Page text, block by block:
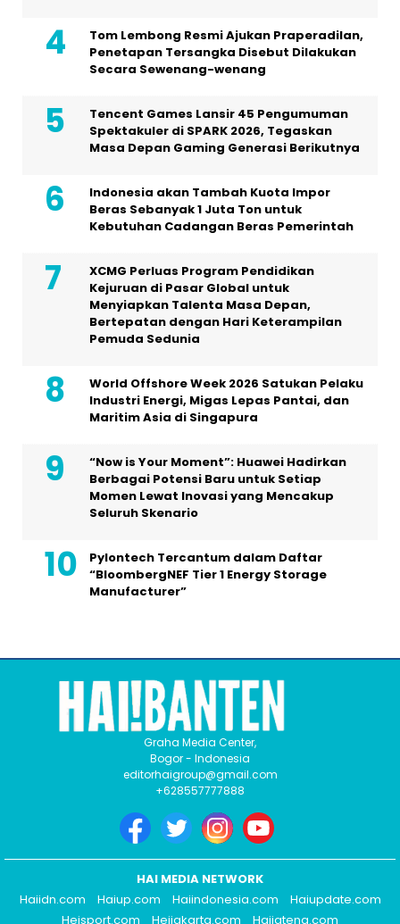
Tom Lembong Resmi Ajukan Praperadilan,
Penetapan Tersangka Disebut Dilakukan
Secara Sewenang-wenang
Tencent Games Lansir 45 Pengumuman
Spektakuler di SPARK 2026, Tegaskan
Masa Depan Gaming Generasi Berikutnya
Indonesia akan Tambah Kuota Impor
Beras Sebanyak 1 Juta Ton untuk
Kebutuhan Cadangan Beras Pemerintah
XCMG Perluas Program Pendidikan
Kejuruan di Pasar Global untuk
Menyiapkan Talenta Masa Depan,
Bertepatan dengan Hari Keterampilan
Pemuda Sedunia
World Offshore Week 2026 Satukan Pelaku
Industri Energi, Migas Lepas Pantai, dan
Maritim Asia di Singapura
“Now is Your Moment”: Huawei Hadirkan
Berbagai Potensi Baru untuk Setiap
Momen Lewat Inovasi yang Mencakup
Seluruh Skenario
Pylontech Tercantum dalam Daftar
“BloombergNEF Tier 1 Energy Storage
Manufacturer”
Graha Media Center,
Bogor - Indonesia
editorhaigroup@gmail.com
+628557777888
HAI MEDIA NETWORK
Haiidn.com
Haiup.com Haiindonesia.com
Haiupdate.com
Heisport.com
Heijakarta.com Haijateng.com